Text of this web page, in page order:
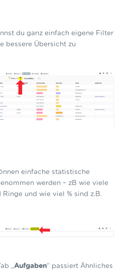
du ganz einfach eigene Filter
bessere Übersicht zu
einfache statistische
werden – zB wie viele
und wie viel % sind z.B.
„Aufgaben“ passiert Ähnliches